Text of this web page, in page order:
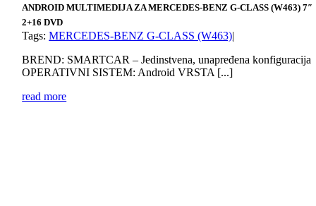
ANDROID MULTIMEDIJA ZA MERCEDES-BENZ G-CLASS (W463) 7″
2+16 DVD
Tags:MERCEDES-BENZ G-CLASS (W463)|
BREND: SMARTCAR – Jedinstvena, unapređena konfiguracija
OPERATIVNI SISTEM: Android VRSTA [...]
read more